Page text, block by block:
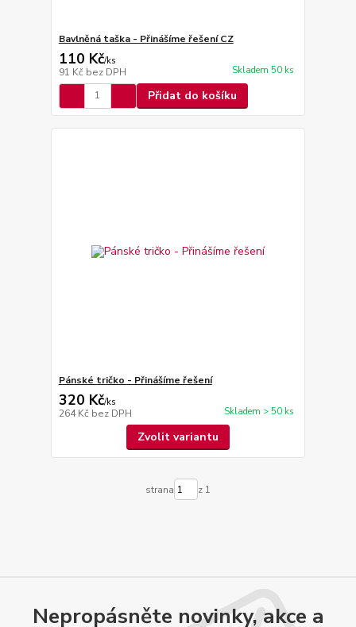
Bavlněná taška - Přinášíme řešení CZ
110 Kč/ks
91 Kč bez DPH Skladem 50 ks
Přidat do košíku
Pánské tričko - Přinášíme řešení
320 Kč/ks
264 Kč bez DPH Skladem > 50 ks
Zvolit variantu
strana z 1
Nepropásněte novinky, akce a